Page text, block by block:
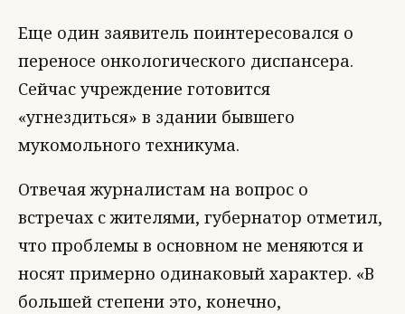
Еще один заявитель поинтересовался о
переносе онкологического диспансера.
Сейчас учреждение готовится
«угнездиться» в здании бывшего
мукомольного техникума.
Отвечая журналистам на вопрос о
встречах с жителями, губернатор отметил,
что проблемы в основном не меняются и
носят примерно одинаковый характер. «В
большей степени это, конечно,